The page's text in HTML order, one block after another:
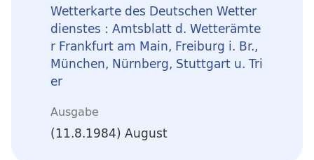
Wetterkarte des Deutschen Wetter
dienstes : Amtsblatt d. Wetterämte
r Frankfurt am Main, Freiburg i. Br.,
München, Nürnberg, Stuttgart u. Tri
er
Ausgabe
(11.8.1984) August